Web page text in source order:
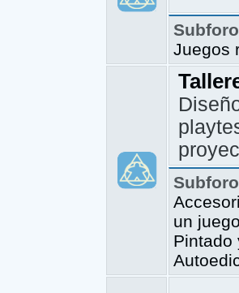
Juegos
un
Pintado